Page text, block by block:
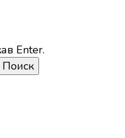
а также трендах,
стиле, отдыхе и
Enter.
а также трендах,